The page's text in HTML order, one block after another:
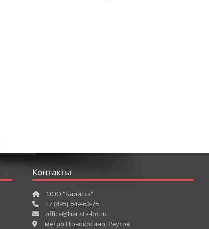
Контакты
ООО "Бариста"
+7 (495) 649-63-75
office@barista-ltd.ru
метро Новокосино, Реутов